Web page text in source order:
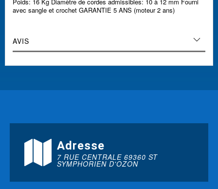
avec sangle et crochet GARANTIE 5 ANS (moteur 2 ans)
AVIS
Adresse
7 RUE CENTRALE 69360 ST
SYMPHORIEN D'OZON